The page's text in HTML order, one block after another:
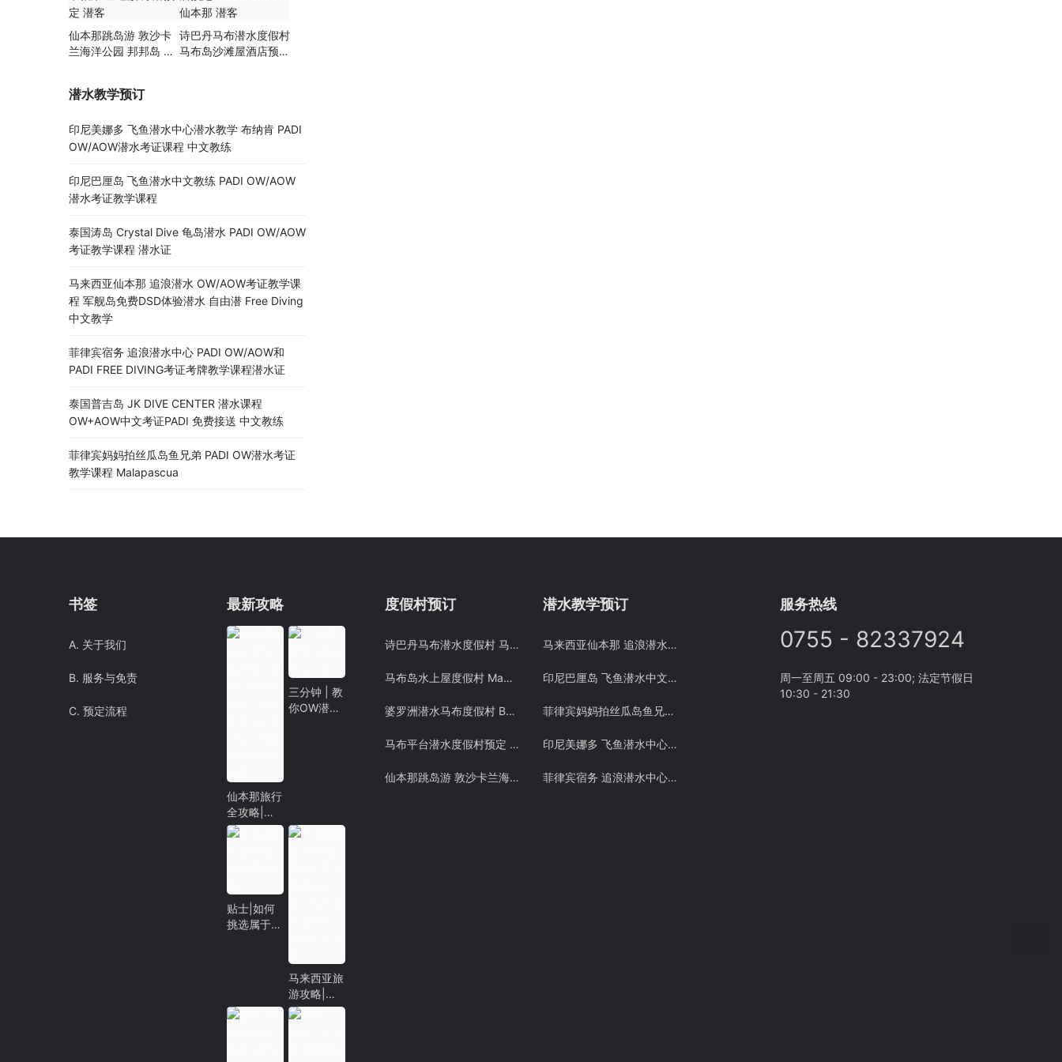
仙本那跳岛游 敦沙卡
兰海洋公园 邦邦岛 卡
诗巴丹马布潜水度假村
马布岛沙滩屋酒店预定
潜水教学预订
印尼美娜多 飞鱼潜水中心潜水教学 布纳肯 PADI
OW/AOW潜水考证课程 中文教练
印尼巴厘岛 飞鱼潜水中文教练 PADI OW/AOW
潜水考证教学课程
泰国涛岛 Crystal Dive 龟岛潜水 PADI OW/AOW
考证教学课程 潜水证
马来西亚仙本那 追浪潜水 OW/AOW考证教学课
程 军舰岛免费DSD体验潜水 自由潜 Free Diving
中文教学
菲律宾宿务 追浪潜水中心 PADI OW/AOW和
PADI FREE DIVING考证考牌教学课程潜水证
泰国普吉岛 JK DIVE CENTER 潜水课程
OW+AOW中文考证PADI 免费接送 中文教练
菲律宾妈妈拍丝瓜岛鱼兄弟 PADI OW潜水考证
教学课程 Malapascua
书签
A. 关于我们
B. 服务与免责
C. 预定流程
最新攻略
仙本那旅行
全攻略|仙
本那跳岛
办理，你要
的统统给你
准备！
三分钟 | 教
你OW潜水
贴士|如何
挑选属于你
马来西亚旅
游攻略|去
仙本那大概
度假村预订
诗巴丹马布潜水度假村 马布岛沙滩屋酒店预定 Mabul SMART 仙本那 潜客
马布岛水上屋度假村 Mabul Water Bungalows 马步水屋预定 仙本那 潜客
婆罗洲潜水马布度假村 Borneo Divers 仙本那马步岛预定 诗巴丹 潜客
马布平台潜水度假村预定 Seaventures Rig 仙本那潜水诗巴丹岛 潜客
仙本那跳岛游 敦沙卡兰海洋公园 邦邦岛 卡帕莱 巴瑶族 浮潜预定 潜客
潜水教学预订
马来西亚仙本那 追浪潜水 OW/AOW考证教学课程 军舰岛免费DSD体验潜水 自由潜 Free Diving 中文教学
印尼巴厘岛 飞鱼潜水中文教练 PADI OW/AOW潜水考证教学课程
菲律宾妈妈拍丝瓜岛鱼兄弟 PADI OW潜水考证教学课程 Malapascua
印尼美娜多 飞鱼潜水中心潜水教学 布纳肯 PADI OW/AOW潜水考证课程 中文教练
菲律宾宿务 追浪潜水中心 PADI OW/AOW和 PADI FREE DIVING考证考牌教学课程潜水证
服务热线
0755 - 82337924
周一至周五 09:00 - 23:00; 法定节假日
10:30 - 21:30